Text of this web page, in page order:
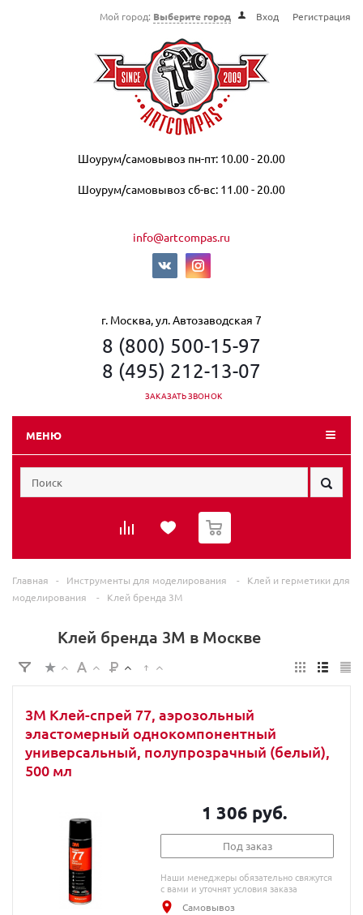
Мой город: Выберите город Вход Регистрация
Шоурум/самовывоз пн-пт: 10.00 - 20.00
Шоурум/самовывоз сб-вс: 11.00 - 20.00
info@artcompas.ru
г. Москва, ул. Автозаводская 7
8 (800) 500-15-97
8 (495) 212-13-07
ЗАКАЗАТЬ ЗВОНОК
МЕНЮ
0
Главная - Инструменты для моделирования -
Клей и герметики для
моделирования
- Клей бренда 3M
Клей бренда 3M в Москве
3M Клей-спрей 77, аэрозольный
эластомерный однокомпонентный
универсальный, полупрозрачный (белый),
500 мл
1 306 руб.
Под заказ
Наши менеджеры обязательно свяжутся
с вами и уточнят условия заказа
Самовывоз